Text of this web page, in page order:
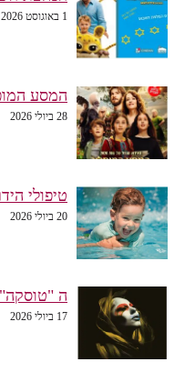
1 באוגוסט 2026
המסע
28 ביולי 2026
טיפולי
20 ביולי 2026
ה "טוסקה"
17 ביולי 2026